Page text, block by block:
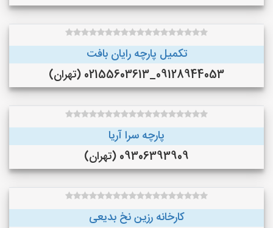
تکمیل پارچه رایان بافت
09128944053_02155603613 (تهران)
پارچه سرا آریا
09306393909 (تهران)
کارخانه رزین نخ بدیعی